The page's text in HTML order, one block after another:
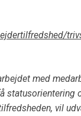
med
statusorientering
vil